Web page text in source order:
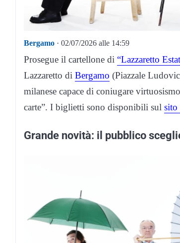
Bergamo · 02/07/2026 alle 14:59
Prosegue il cartellone di “Lazzaretto
Lazzaretto di Bergamo (Piazzale
milanese capace di coniugare
carte”. I biglietti sono disponibili sul sito
Grande novità: il pubblico